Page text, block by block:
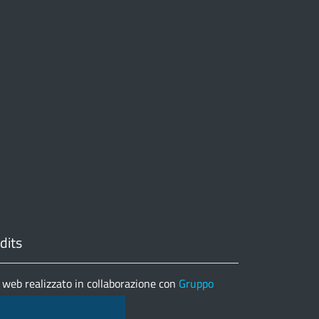
realizzato in collaborazione con Gruppo